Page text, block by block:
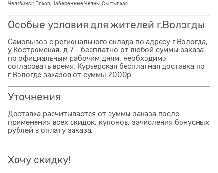
Челябинск, Псков, Набережные Челны, Сыктывкар.
Особые условия для жителей г.Вологды
Самовывоз с регионального склада по адресу г.Вологда,
у.Костромская, д.7 - бесплатно от любой суммы заказа
по официальным рабочим дням, необходимо
согласовать время. Курьерская бесплатная доставка по
г.Вологде заказов от суммы 2000р.
Уточнения
Доставка расчитывается от суммы заказа после
применения всех скидок, купонов, зачисления бонусных
рублей в оплату заказа.
Хочу скидку!